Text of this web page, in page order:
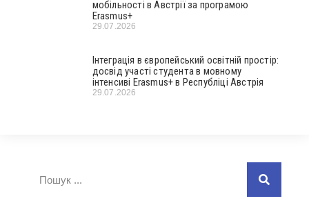
мобільності в Австрії за програмою
Erasmus+
29.07.2026
Інтеграція в європейський освітній простір:
досвід участі студента в мовному
інтенсиві Erasmus+ в Республіці Австрія
29.07.2026